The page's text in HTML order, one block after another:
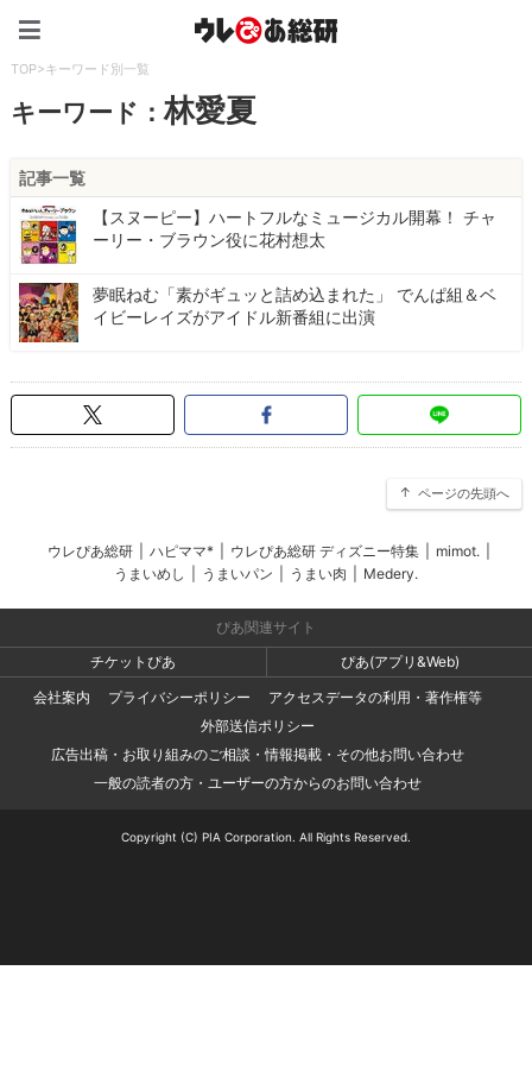
TOP>キーワード別一覧
キーワード：林愛夏
記事一覧
【スヌーピー】ハートフルなミュージカル開幕！ チャ
ーリー・ブラウン役に花村想太
夢眠ねむ「素がギュッと詰め込まれた」 でんぱ組＆ベ
イビーレイズがアイドル新番組に出演
ページの先頭へ
ウレぴあ総研 ハピママ* ウレぴあ総研 ディズニー特集 mimot.
うまいめし
うまいパン うまい肉 Medery.
ぴあ関連サイト
チケットぴあ
ぴあ(アプリ&Web)
会社案内
プライバシーポリシー
アクセスデータの利用・著作権等
外部送信ポリシー
広告出稿・お取り組みのご相談・情報掲載・その他お問い合わせ
一般の読者の方・ユーザーの方からのお問い合わせ
Copyright (C) PIA Corporation. All Rights Reserved.